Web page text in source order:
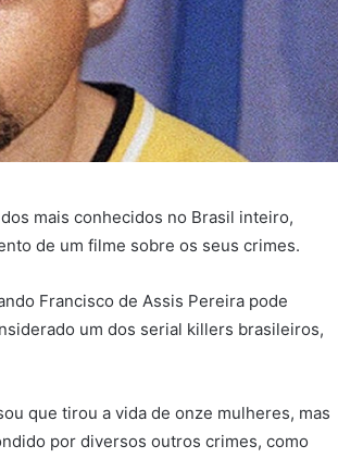
mais conhecidos no Brasil inteiro,
de um filme sobre os seus crimes.
Francisco de Assis Pereira pode
um dos serial killers brasileiros,
que tirou a vida de onze mulheres, mas
por diversos outros crimes, como